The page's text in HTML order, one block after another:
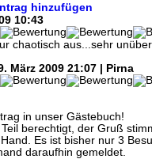
10:43
chaotisch aus...sehr
März 2009 21:07 | Pirna
in unser Gästebuch!
berechtigt, der Gruß
Es ist bisher nur 3
daraufhin gemeldet.